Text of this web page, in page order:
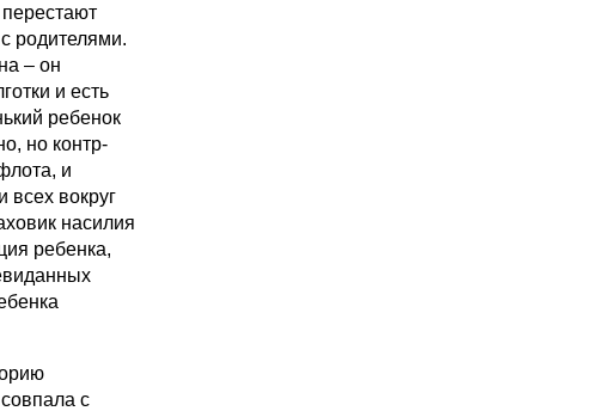
родителями.
– он
и есть
ребенок
но контр-
и
всех вокруг
насилия
ребенка,
с